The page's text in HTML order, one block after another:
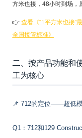
方米也接，48小时到场，
👉 查看《“1平方米也接”
全国接管标准》
二、按产品功能和
工为核心
📌 712的定位——超低
Q1：712和129